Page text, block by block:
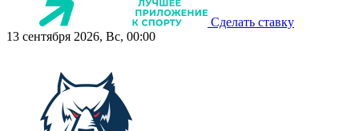
Сделать ставку
13 сентября 2026, Вс, 00:00